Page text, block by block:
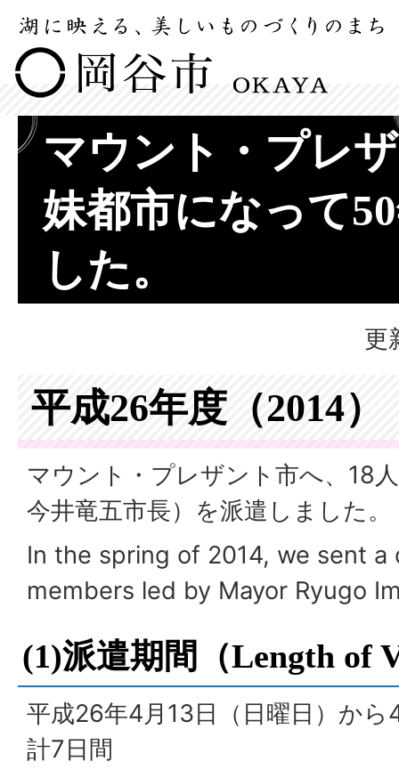
マウント・プレ
妹都市になって
した。
更
平成26年度（2014）
マウント・プレザント市へ、18
今井竜五市長）を派遣しました。
In the spring of 2014, we sent a
members led by Mayor Ryugo
(1)派遣期間（Length of
平成26年4月13日（日曜日）から
計7日間